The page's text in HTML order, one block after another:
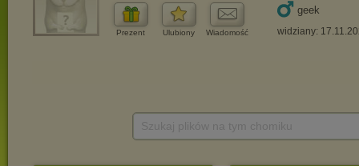
Prezent Ulubiony Wiadomość
geek
widziany: